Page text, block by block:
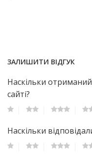
ЗАЛИШИТИ ВІДГУК
Наскільки
сайті?
Наскільки